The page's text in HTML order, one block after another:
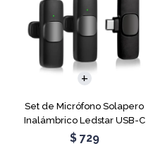
Set de Micrófono Solapero
Inalámbrico Ledstar USB-C
$ 729